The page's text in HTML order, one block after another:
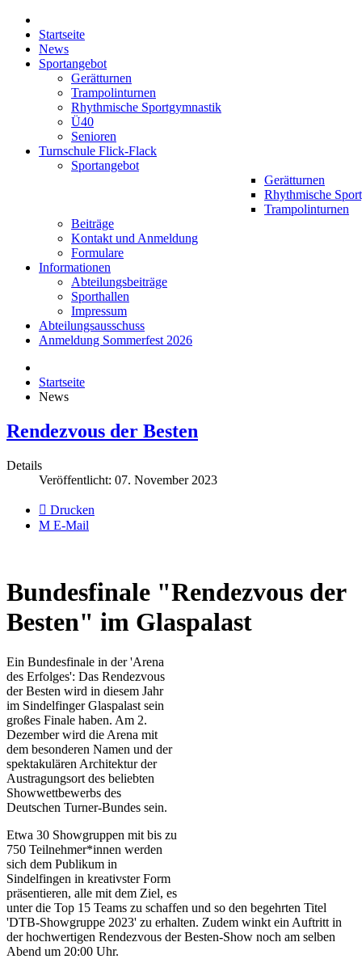
Startseite
News
Sportangebot
Gerätturnen
Trampolinturnen
Rhythmische Sportgymnastik
Ü40
Senioren
Turnschule Flick-Flack
Sportangebot
Gerätturnen
Rhythmische
Trampolinturnen
Beiträge
Kontakt und Anmeldung
Formulare
Informationen
Abteilungsbeiträge
Sporthallen
Impressum
Abteilungsausschuss
Anmeldung Sommerfest 2026
Startseite
News
Rendezvous der Besten
Details
Veröffentlicht: 07. November 2023
Drucken
E-Mail
Bundesfinale "Rendezvous der
Besten" im Glaspalast
Ein Bundesfinale in der 'Arena
des Erfolges': Das Rendezvous
der Besten wird in diesem Jahr
im Sindelfinger Glaspalast sein
großes Finale haben. Am 2.
Dezember wird die Arena mit
dem besonderen Namen und der
spektakulären Architektur der
Austragungsort des beliebten
Showwettbewerbs des
Deutschen Turner-Bundes sein.
Etwa 30 Showgruppen mit bis zu
750 Teilnehmer*innen werden
sich dem Publikum in
Sindelfingen in kreativster Form
präsentieren, alle mit dem Ziel, es
unter die Top 15 Teams zu schaffen und so den begehrten Titel
'DTB-Showgruppe 2023' zu erhalten. Zudem winkt ein Auftritt in
der hochwertigen Rendezvous der Besten-Show noch am selben
Abend um 20:00 Uhr.